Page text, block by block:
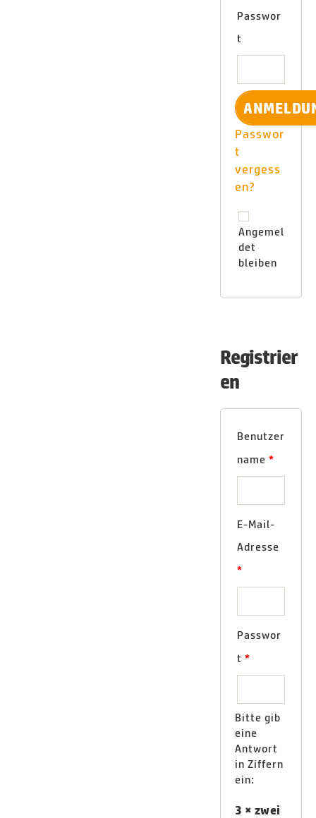
Passwor
t
Passwor
t
vergess
en?
Angemel
det
bleiben
Registrier
en
Benutzer
name *
E-Mail-
Adresse
*
Passwor
t *
Bitte gib
eine
Antwort
in Ziffern
ein:
3 × zwei